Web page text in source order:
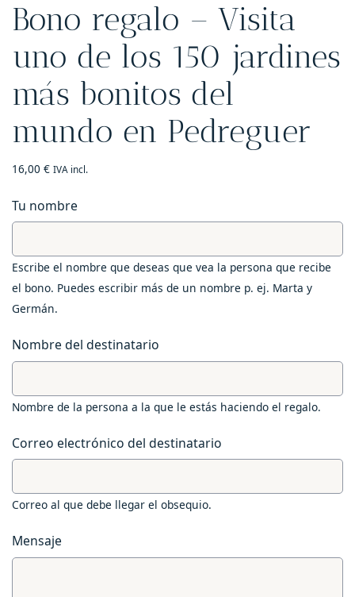
Bono regalo – Visita
uno de los 150 jardines
más bonitos del
mundo en Pedreguer
16,00 € IVA incl.
Tu nombre
Escribe el nombre que deseas que vea la persona que recibe
el bono. Puedes escribir más de un nombre p. ej. Marta y
Germán.
Nombre del destinatario
Nombre de la persona a la que le estás haciendo el regalo.
Correo electrónico del destinatario
Correo al que debe llegar el obsequio.
Mensaje